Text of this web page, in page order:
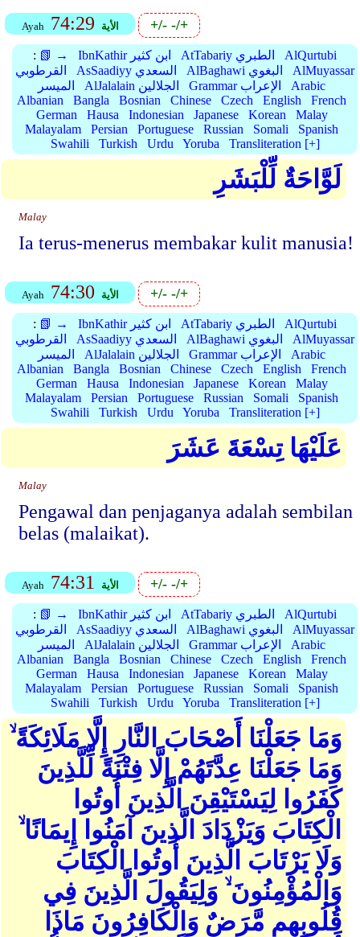
Ayah 74:29 الأية +/--/+
: 📗 → IbnKathir ابن كثير AtTabariy الطبري
AlQurtubi
القرطوبي
AsSaadiyy السعدي AlBaghawi البغوي
AlMuyassar
الميسر
AlJalalain الجلالين Grammar الإعراب
Arabic
Albanian
Bangla Bosnian Chinese Czech English
French
German
Hausa Indonesian Japanese Korean
Malay
Malayalam
Persian Portuguese Russian Somali
Spanish
Swahili
Turkish Urdu Yoruba Transliteration [+]
لَوَّاحَةٌ لِّلْبَشَرِ
Malay
Ia terus-menerus membakar kulit manusia!
Ayah 74:30 الأية +/--/+
: 📗 → IbnKathir ابن كثير AtTabariy الطبري
AlQurtubi
القرطوبي
AsSaadiyy السعدي AlBaghawi البغوي
AlMuyassar
الميسر
AlJalalain الجلالين Grammar الإعراب
Arabic
Albanian
Bangla Bosnian Chinese Czech English
French
German
Hausa Indonesian Japanese Korean
Malay
Malayalam
Persian Portuguese Russian Somali
Spanish
Swahili
Turkish Urdu Yoruba Transliteration [+]
عَلَيْهَا تِسْعَةَ عَشَرَ
Malay
Pengawal dan penjaganya adalah sembilan
belas (malaikat).
Ayah 74:31 الأية +/--/+
: 📗 → IbnKathir ابن كثير AtTabariy الطبري
AlQurtubi
القرطوبي
AsSaadiyy السعدي AlBaghawi البغوي
AlMuyassar
الميسر
AlJalalain الجلالين Grammar الإعراب
Arabic
Albanian
Bangla Bosnian Chinese Czech English
French
German
Hausa Indonesian Japanese Korean
Malay
Malayalam
Persian Portuguese Russian Somali
Spanish
Swahili
Turkish Urdu Yoruba Transliteration [+]
وَمَا جَعَلْنَا أَصْحَابَ النَّارِ إِلَّا مَلَائِكَةً ۙ
وَمَا جَعَلْنَا عِدَّتَهُمْ إِلَّا فِتْنَةً لِّلَّذِينَ
كَفَرُوا لِيَسْتَيْقِنَ الَّذِينَ أُوتُوا
الْكِتَابَ وَيَزْدَادَ الَّذِينَ آمَنُوا إِيمَانًا ۙ
وَلَا يَرْتَابَ الَّذِينَ أُوتُوا الْكِتَابَ
وَالْمُؤْمِنُونَ ۙ وَلِيَقُولَ الَّذِينَ فِي
قُلُوبِهِم مَّرَضٌ وَالْكَافِرُونَ مَاذَا